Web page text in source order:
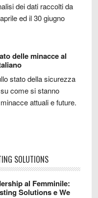
dei dati raccolti da
ed il 30 giugno
delle minacce al
stato della sicurezza
come si stanno
attuali e future.
SOLUTIONS
al Femminile:
Solutions e We